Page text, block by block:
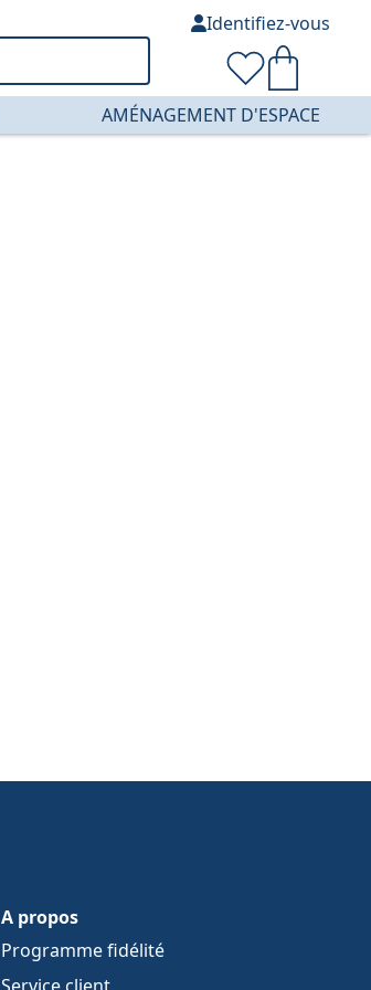
AMÉNAGEMENT D'ESPACE
Identifiez-vous
A propos
Programme fidélité